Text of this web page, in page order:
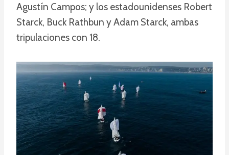
Agustín Campos; y los estadounidenses Robert
Starck, Buck Rathbun y Adam Starck, ambas
tripulaciones con 18.